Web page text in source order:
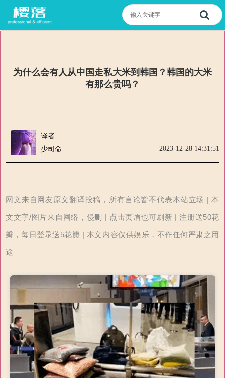
为什么会有人从中国走私大米到韩国？韩国的大米
有那么贵吗？
译者
少司命
2023-12-28 14:31:51
网文来自网友原文翻译投稿，所有言论皆不代表本站立场 | 本
文文字/图片来自网络，侵删 | 点击页眉也可刷新 | 注册送50花
瓣，每日登录送5花瓣 | 本文内容仅供娱乐，不作任何严肃之用
途